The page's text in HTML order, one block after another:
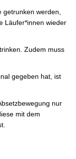
werden,
Läufer*innen wieder
Zudem muss
gegeben hat, ist
nur
mit dem